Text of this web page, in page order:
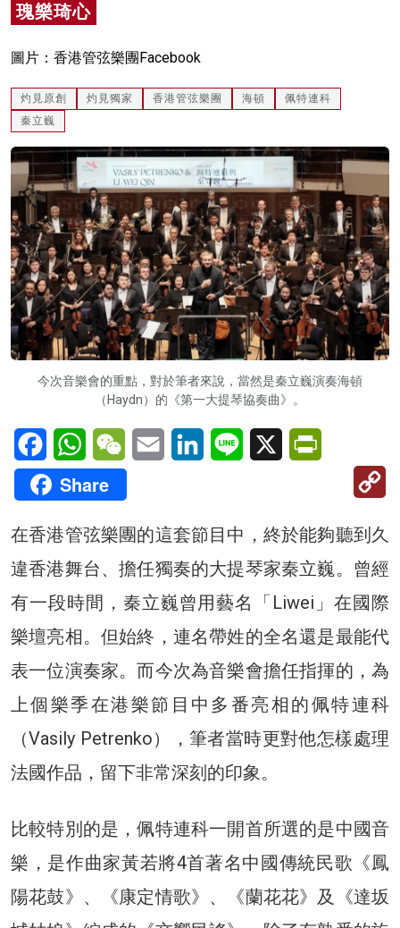
灼見活動
關於我們
瑰樂琦心
圖片：香港管弦樂團Facebook
灼見原創 灼見獨家 香港管弦樂團 海頓
佩特連科
秦立巍
今次音樂會的重點，對於筆者來說，當然是秦立巍演奏海頓
（Haydn）的《第一大提琴協奏曲》。
FacebookWhatsAppWeChatEmail LinkedInLine X
Share
在香港管弦樂團的這套節目中，終於能夠聽到久
違香港舞台、擔任獨奏的大提琴家秦立巍。曾經
有一段時間，秦立巍曾用藝名「Liwei」在國際
樂壇亮相。但始終，連名帶姓的全名還是最能代
表一位演奏家。而今次為音樂會擔任指揮的，為
上個樂季在港樂節目中多番亮相的佩特連科
（Vasily Petrenko），筆者當時更對他怎樣處理
法國作品，留下非常深刻的印象。
比較特別的是，佩特連科一開首所選的是中國音
樂，是作曲家黃若將4首著名中國傳統民歌《鳳
陽花鼓》、《康定情歌》、《蘭花花》及《達坂